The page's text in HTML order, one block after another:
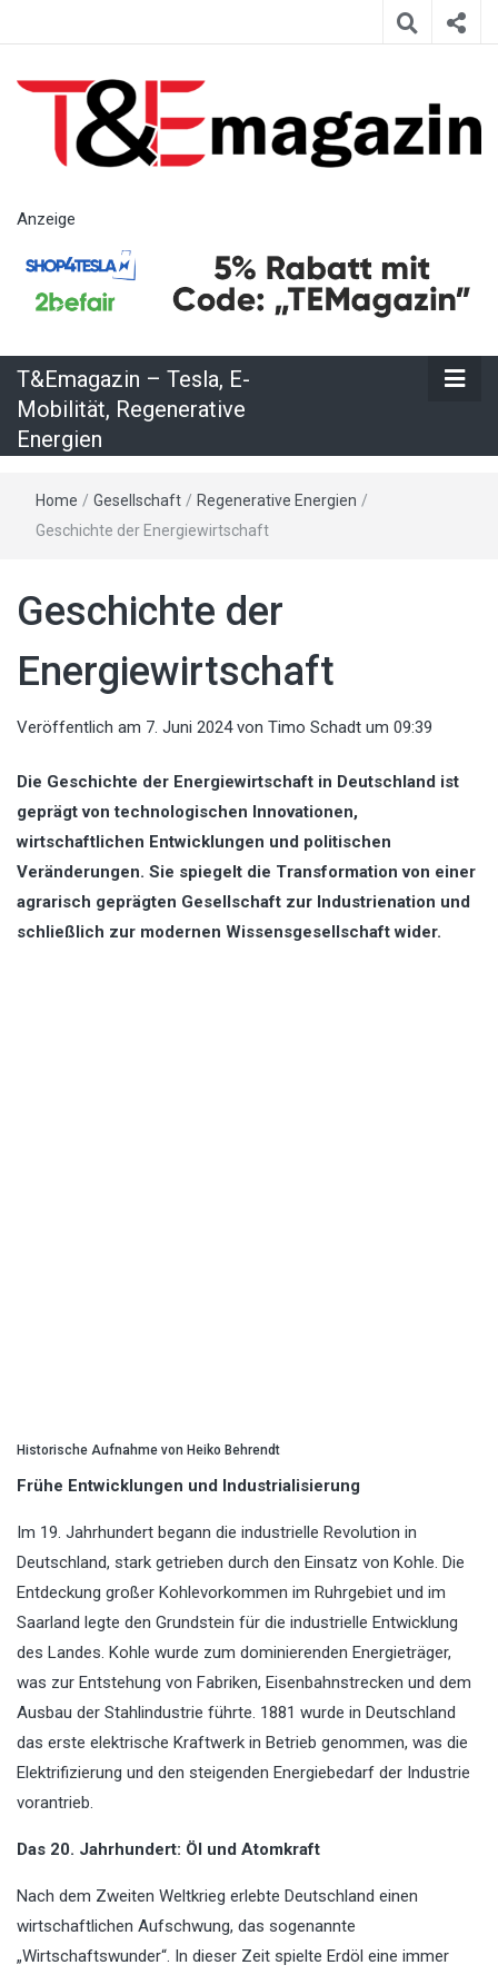
– Tesla, E-
Mobilität,
Regenerative
Energien
Anzeige
T&Emagazin – Tesla, E-
Mobilität, Regenerative
Energien
Home / Gesellschaft / Regenerative Energien /
Geschichte der Energiewirtschaft
Geschichte der
Energiewirtschaft
Veröffentlich am 7. Juni 2024von Timo Schadt um 09:39
Die Geschichte der Energiewirtschaft in Deutschland ist
geprägt von technologischen Innovationen,
wirtschaftlichen Entwicklungen und politischen
Veränderungen. Sie spiegelt die Transformation von einer
agrarisch geprägten Gesellschaft zur Industrienation und
schließlich zur modernen Wissensgesellschaft wider.
Historische Aufnahme von Heiko Behrendt
Frühe Entwicklungen und Industrialisierung
Im 19. Jahrhundert begann die industrielle Revolution in
Deutschland, stark getrieben durch den Einsatz von Kohle. Die
Entdeckung großer Kohlevorkommen im Ruhrgebiet und im
Saarland legte den Grundstein für die industrielle Entwicklung
des Landes. Kohle wurde zum dominierenden Energieträger,
was zur Entstehung von Fabriken, Eisenbahnstrecken und dem
Ausbau der Stahlindustrie führte. 1881 wurde in Deutschland
das erste elektrische Kraftwerk in Betrieb genommen, was die
Elektrifizierung und den steigenden Energiebedarf der Industrie
vorantrieb.
Das 20. Jahrhundert: Öl und Atomkraft
Nach dem Zweiten Weltkrieg erlebte Deutschland einen
wirtschaftlichen Aufschwung, das sogenannte
„Wirtschaftswunder“. In dieser Zeit spielte Erdöl eine immer